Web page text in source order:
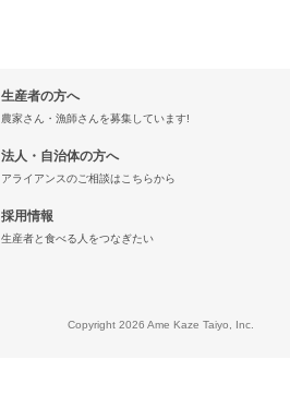
生産者の方へ
農家さん・漁師さんを募集しています!
法人・自治体の方へ
アライアンスのご相談はこちらから
採用情報
生産者と食べる人をつなぎたい
Copyright 2026 Ame Kaze Taiyo, Inc.